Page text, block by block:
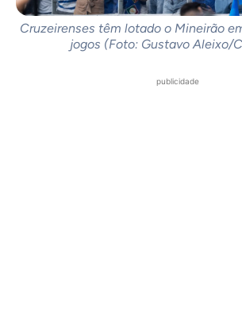
Cruzeirenses têm lotado o Mineirão
jogos (Foto: Gustavo Aleixo/
publicidade